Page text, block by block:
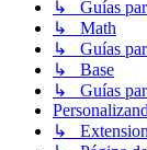
↳ Guías
↳ Math
↳ Guías
↳ Base
↳ Guías
↳